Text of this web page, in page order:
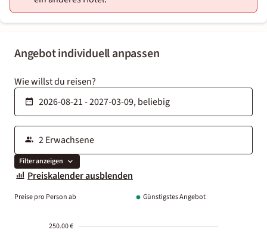
Angebot individuell anpassen
Wie willst du reisen?
Filter anzeigen
Preiskalender ausblenden
Preise pro Person ab Günstigstes Angebot
250.00 €